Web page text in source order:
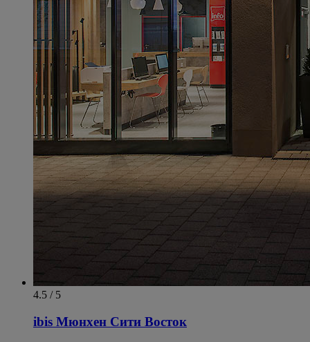
4.5 / 5
ibis Мюнхен Сити Восток